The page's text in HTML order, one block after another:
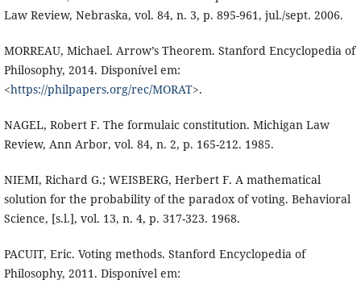
Law Review, Nebraska, vol. 84, n. 3, p. 895-961, jul./sept. 2006.
MORREAU, Michael. Arrow’s Theorem. Stanford Encyclopedia of
Philosophy, 2014. Disponível em:
<https://philpapers.org/rec/MORAT>.
NAGEL, Robert F. The formulaic constitution. Michigan Law
Review, Ann Arbor, vol. 84, n. 2, p. 165-212. 1985.
NIEMI, Richard G.; WEISBERG, Herbert F. A mathematical
solution for the probability of the paradox of voting. Behavioral
Science, [s.l.], vol. 13, n. 4, p. 317-323. 1968.
PACUIT, Eric. Voting methods. Stanford Encyclopedia of
Philosophy, 2011. Disponível em: